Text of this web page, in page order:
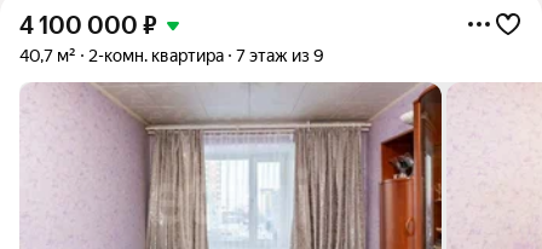
4 100 000 ₽
40,7 м² 2-комн. квартира 7 этаж из 9